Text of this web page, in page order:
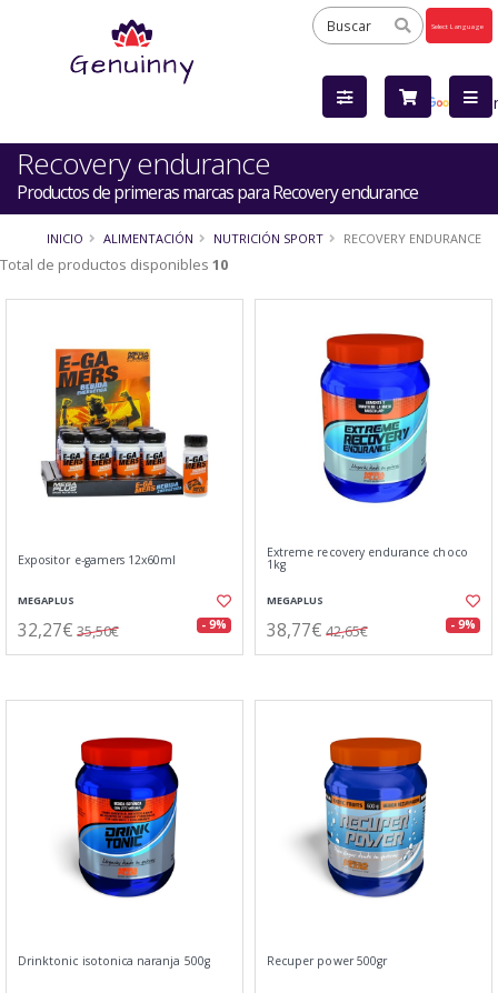
by
Recovery endurance
Productos de primeras marcas para Recovery endurance
INICIO ALIMENTACIÓN NUTRICIÓN SPORT RECOVERY ENDURANCE
Total de productos disponibles 10
Expositor e-gamers 12x60ml
MEGAPLUS
32,27€ 35,50€ - 9%
Extreme recovery endurance choco
1kg
MEGAPLUS
38,77€ 42,65€ - 9%
Drinktonic isotonica naranja 500g Recuper power 500gr